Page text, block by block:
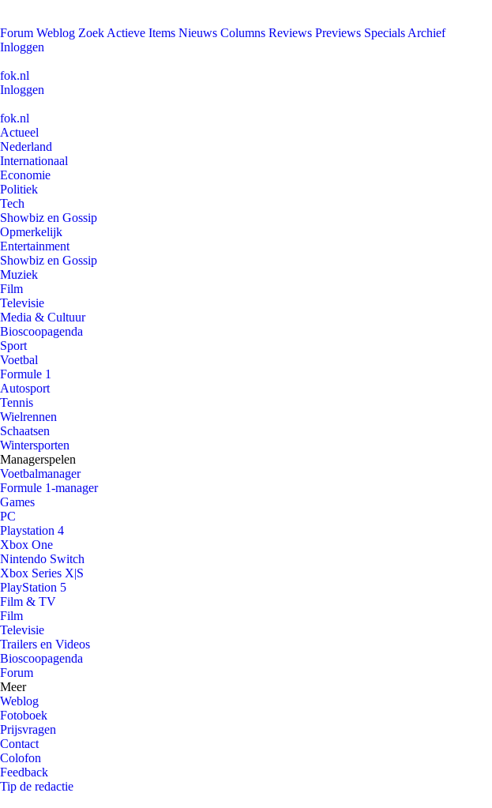
Forum Weblog Zoek Actieve Items Nieuws Columns Reviews Previews Specials Archief
Inloggen
fok.nl
Inloggen
fok.nl
Actueel
Nederland
Internationaal
Economie
Politiek
Tech
Showbiz en Gossip
Opmerkelijk
Entertainment
Showbiz en Gossip
Muziek
Film
Televisie
Media & Cultuur
Bioscoopagenda
Sport
Voetbal
Formule 1
Autosport
Tennis
Wielrennen
Schaatsen
Wintersporten
Managerspelen
Voetbalmanager
Formule 1-manager
Games
PC
Playstation 4
Xbox One
Nintendo Switch
Xbox Series X|S
PlayStation 5
Film & TV
Film
Televisie
Trailers en Videos
Bioscoopagenda
Forum
Meer
Weblog
Fotoboek
Prijsvragen
Contact
Colofon
Feedback
Tip de redactie